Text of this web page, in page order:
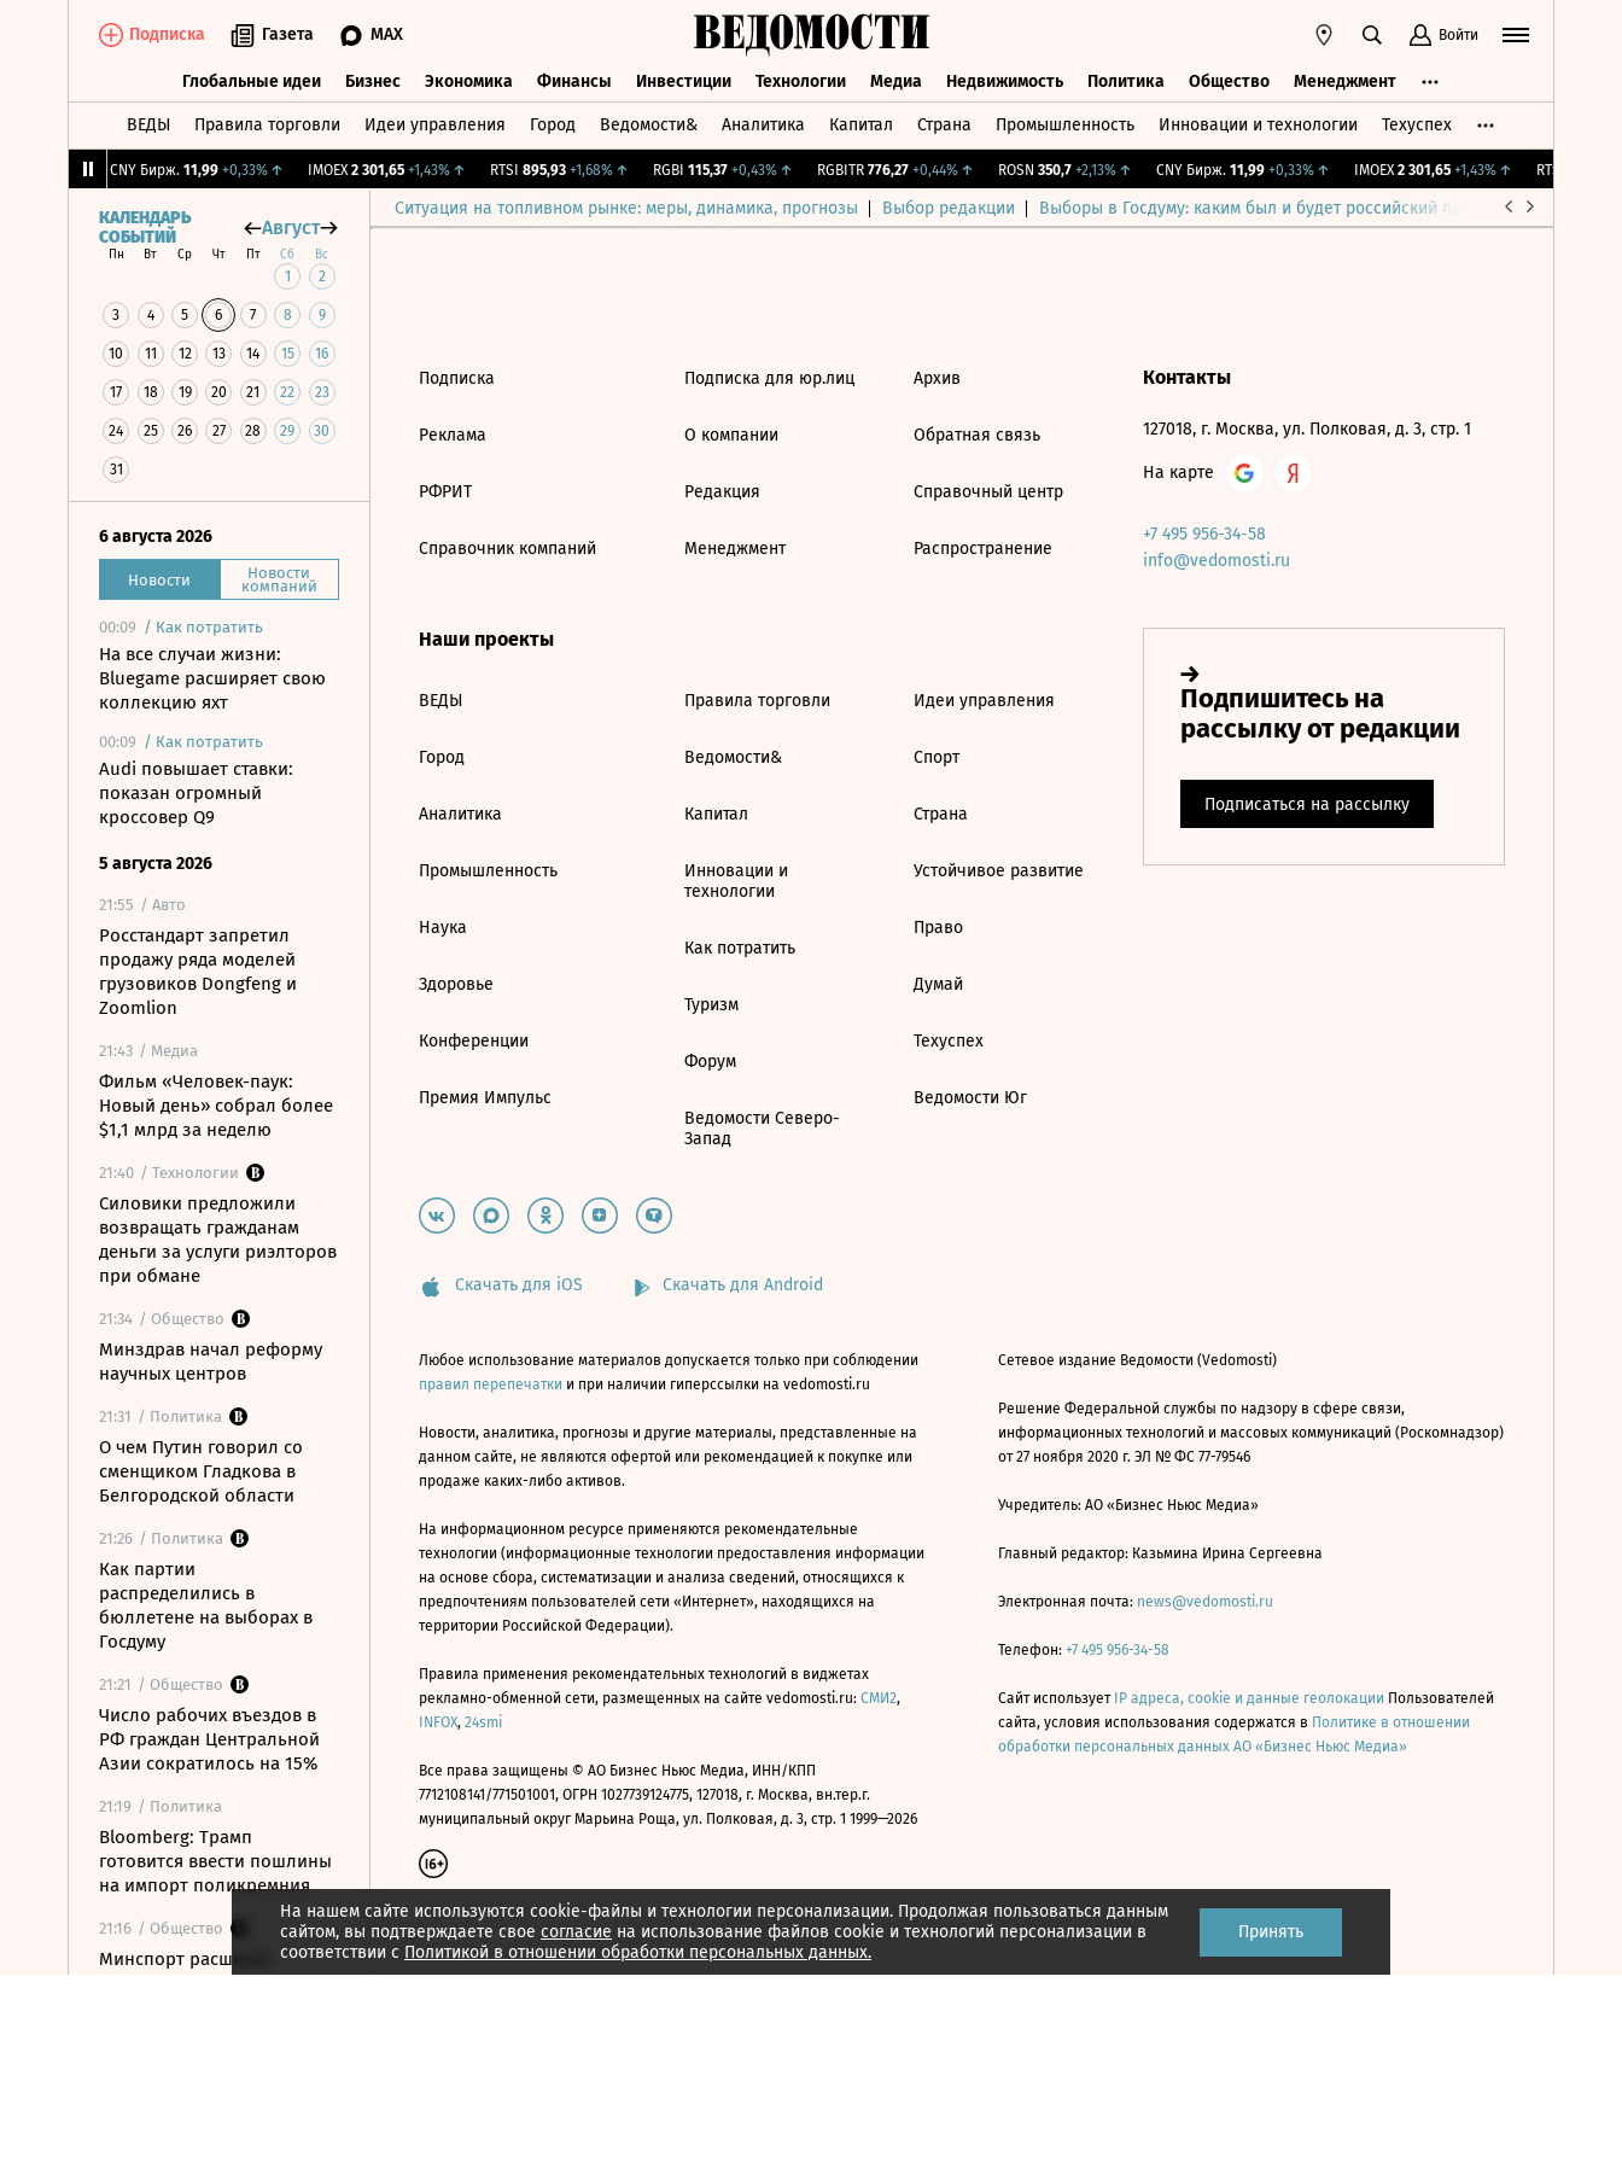
Подписка Газета MAX Войти
Глобальные идеи Бизнес Экономика Финансы Инвестиции Технологии Медиа Недвижимость Политика Общество Менеджмент
ВЕДЫ Правила торговли Идеи управления Город Ведомости& Аналитика Капитал Страна Промышленность Инновации и технологии Техуспех
CNY Бирж. 11,99 +0,33%↑ IMOEX 2 301,65 +1,43%↑ RTSI 895,93 +1,68%↑ RGBI 115,37 +0,43%↑ RGBITR 776,27 +0,44%↑ ROSN 350,7 +2,13%↑ CNY Бирж. 11,99 +0,33%↑ IMOEX 2 301,65 +1,43%↑ RTSI
Ситуация на топливном рынке: меры, динамика, прогнозы Выбор редакции Выборы в Госдуму: каким был и будет российский парламент
КАЛЕНДАРЬ
СОБЫТИЙ
Август
Пн Вт Ср Чт Пт Сб Вс
1 2
3 4 5 6 7 8 9
10 11 12 13 14 15 16
17 18 19 20 21 22 23
24 25 26 27 28 29 30
31
6 августа 2026
Новости Новости
компаний
00:09 / Как потратить
На все случаи жизни:
Bluegame расширяет свою
коллекцию яхт
00:09 / Как потратить
Audi повышает ставки:
показан огромный
кроссовер Q9
5 августа 2026
21:55 / Авто
Росстандарт запретил
продажу ряда моделей
грузовиков Dongfeng и
Zoomlion
21:43 / Медиа
Фильм «Человек-паук:
Новый день» собрал более
$1,1 млрд за неделю
21:40 / Технологии
Силовики предложили
возвращать гражданам
деньги за услуги риэлторов
при обмане
21:34 / Общество
Минздрав начал реформу
научных центров
21:31 / Политика
О чем Путин говорил со
сменщиком Гладкова в
Белгородской области
21:26 / Политика
Как партии
распределились в
бюллетене на выборах в
Госдуму
21:21 / Общество
Число рабочих въездов в
РФ граждан Центральной
Азии сократилось на 15%
21:19 / Политика
Bloomberg: Трамп
готовится ввести пошлины
на импорт поликремния
21:16 / Общество
Минспорт расширит
На нашем сайте используются cookie-файлы и технологии персонализации. Продолжая пользоваться данным
сайтом, вы подтверждаете свое согласие на использование файлов cookie и технологий персонализации в
соответствии с Политикой в отношении обработки персональных данных.
Принять
Подписка
Реклама
РФРИТ
Справочник компаний
Подписка для юр.лиц
О компании
Редакция
Менеджмент
Архив
Обратная связь
Справочный центр
Распространение
Наши проекты
ВЕДЫ
Город
Аналитика
Промышленность
Наука
Здоровье
Конференции
Премия Импульс
Правила торговли
Ведомости&
Капитал
Инновации и
технологии
Как потратить
Туризм
Форум
Ведомости Северо-
Запад
Идеи управления
Спорт
Страна
Устойчивое развитие
Право
Думай
Техуспех
Ведомости Юг
Контакты
127018, г. Москва, ул. Полковая, д. 3, стр. 1
На карте
+7 495 956-34-58
info@vedomosti.ru
Скачать для iOS Скачать для Android
Любое использование материалов допускается только при соблюдении
правил перепечатки и при наличии гиперссылки на vedomosti.ru
Новости, аналитика, прогнозы и другие материалы, представленные на
данном сайте, не являются офертой или рекомендацией к покупке или
продаже каких-либо активов.
На информационном ресурсе применяются рекомендательные
технологии (информационные технологии предоставления информации
на основе сбора, систематизации и анализа сведений, относящихся к
предпочтениям пользователей сети «Интернет», находящихся на
территории Российской Федерации).
Правила применения рекомендательных технологий в виджетах
рекламно-обменной сети, размещенных на сайте vedomosti.ru: СМИ2,
INFOX, 24smi
Все права защищены © АО Бизнес Ньюс Медиа, ИНН/КПП
7712108141/771501001, ОГРН 1027739124775, 127018, г. Москва, вн.тер.г.
муниципальный округ Марьина Роща, ул. Полковая, д. 3, стр. 1 1999—2026
Сетевое издание Ведомости (Vedomosti)
Решение Федеральной службы по надзору в сфере связи,
информационных технологий и массовых коммуникаций (Роскомнадзор)
от 27 ноября 2020 г. ЭЛ № ФС 77-79546
Учредитель: АО «Бизнес Ньюс Медиа»
Главный редактор: Казьмина Ирина Сергеевна
Электронная почта: news@vedomosti.ru
Телефон: +7 495 956-34-58
Сайт использует IP адреса, cookie и данные геолокации Пользователей
сайта, условия использования содержатся в Политике в отношении
обработки персональных данных АО «Бизнес Ньюс Медиа»